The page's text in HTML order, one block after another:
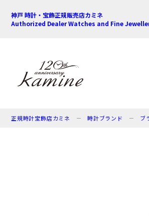
神戸 時計・宝飾正規販売店カミネ
Authorized Dealer Watches and Fine
正規時計宝飾店カミネ 時計ブランド ブ